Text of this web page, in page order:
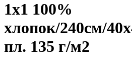
1х1 100%
хлопок/240см/
пл. 135 г/м2